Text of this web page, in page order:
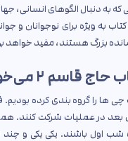
که به دنبال الگوهای انسانی،
به ویژه برای نوجوانان و
بزرگ هستند، مفید خواهد
قاسم ۲ می‌خوانیم:
ها را گروه بندی کرده بودیم.
بعد در عملیات شرکت کنند.
شب اول باشند. یکی یکی و چند